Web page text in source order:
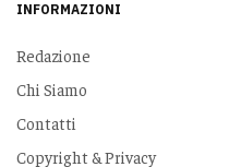
INFORMAZIONI
Redazione
Chi Siamo
Contatti
Copyright & Privacy